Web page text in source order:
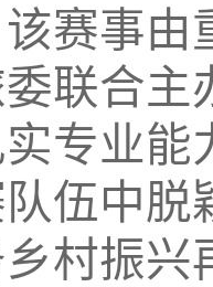
赛事
联合主
专业能
队伍中
村振兴